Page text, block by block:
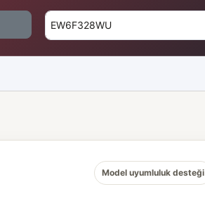
Model uyumluluk desteği